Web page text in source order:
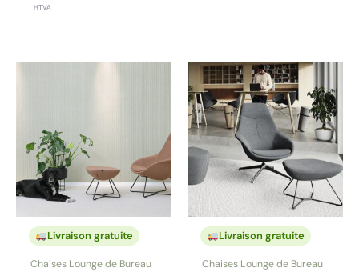
HTVA
Livraison gratuite
Chaises Lounge de Bureau
Livraison gratuite
Chaises Lounge de Bureau